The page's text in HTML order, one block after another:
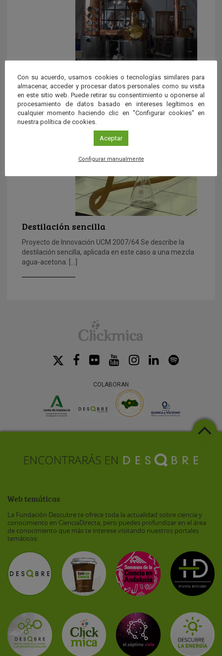
La destilación
Los alquimistas fueron los primeros en usar la
destilación. La destilación es una técnica que consiste en
separar, […]
Destilación sencilla
Proyecto de Innovación UCM 2007/64 Se describe la
destilación sencilla, aplicada en este caso a una mezcla
agua-acetona. […]
COLABORAN
Web temáticas
La Fundación Descubre te ofrece toda la actualidad sobre ciencia y
conocimiento en CienciaDirecta, pero puedes profundizar en el área
de conocimiento que más te interese visitando nuestros portales
temáticos:
Con su acuerdo, usamos cookies o tecnologías similares para
almacenar, acceder y procesar datos personales como su visita
en este sitio web. Puede retirar su consentimiento u oponerse al
procesamiento de datos basado en intereses legítimos en
cualquier momento haciendo clic en "Configurar cookies" en
nuestra política de cookies.
Aceptar
Configurar manualmente